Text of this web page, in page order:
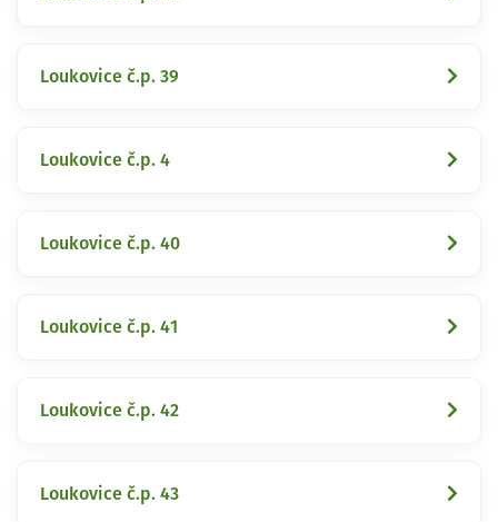
Loukovice č.p. 39
Loukovice č.p. 4
Loukovice č.p. 40
Loukovice č.p. 41
Loukovice č.p. 42
Loukovice č.p. 43